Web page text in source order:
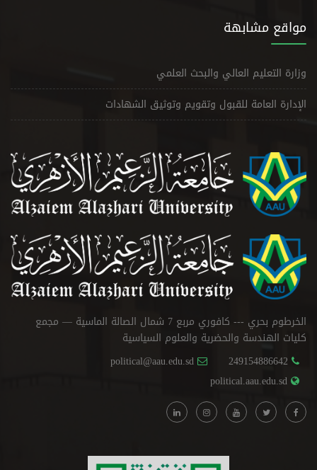
مواقع مشابهة
وزارة التعليم العالي والبحث العلمي
الإدارة العامة للقبول وتقويم وتوثيق الشهادات
الخرطوم بحري --- كافوري مربع 7 شمال الصالة الماسية — مجمع
كليات الهندسة والحضرية والعلوم السياسية
249154886642
political@aau.edu.sd
political.aau.edu.sd